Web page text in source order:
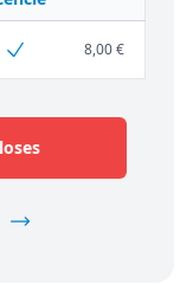
8,00 €